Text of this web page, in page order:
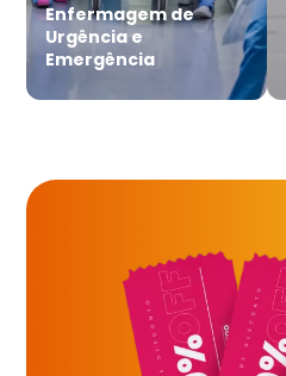
Enfermagem de
Urgência e
Emergência